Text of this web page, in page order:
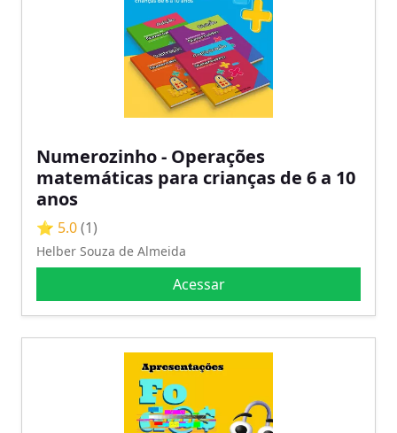
Numerozinho - Operações
matemáticas para crianças de 6 a 10
anos
⭐ 5.0(1)
Helber Souza de Almeida
Acessar